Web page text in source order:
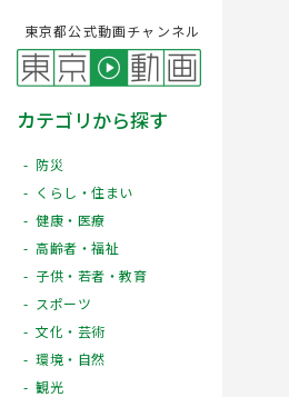
東京都公式動画チャンネル
カテゴリから探す
防災
くらし・住まい
健康・医療
高齢者・福祉
子供・若者・教育
スポーツ
文化・芸術
環境・自然
観光